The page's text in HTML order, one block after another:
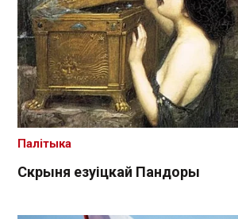
Скрыня езуіцкай Пандоры
Палітыка